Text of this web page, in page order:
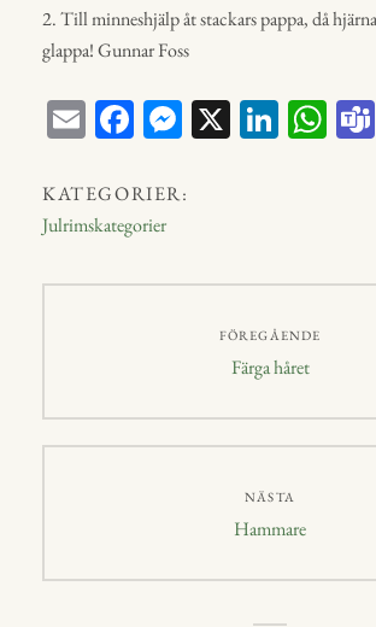
2. Till minneshjälp åt stackars pappa, då
glappa! Gunnar Foss
E
ail
Fa
bo
ok
M
en
r
X Li W
p
KATEGORIER:
Julrimskategorier
FÖREGÅENDE
Föregående
Färga håret
NÄSTA
Nästa
Hammare